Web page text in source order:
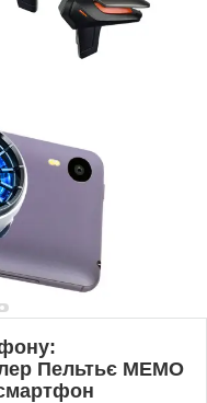
Пельтьє MEMO